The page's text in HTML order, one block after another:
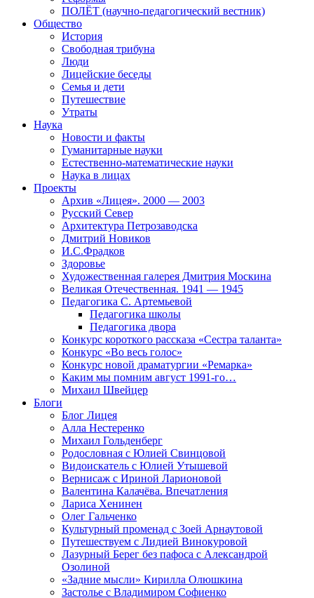
ПОЛЁТ (научно-педагогический вестник)
Общество
История
Свободная трибуна
Люди
Лицейские беседы
Семья и дети
Путешествие
Утраты
Наука
Новости и факты
Гуманитарные науки
Естественно-математические науки
Наука в лицах
Проекты
Архив «Лицея». 2000 — 2003
Русский Север
Архитектура Петрозаводска
Дмитрий Новиков
И.С.Фрадков
Здоровье
Художественная галерея Дмитрия Москина
Великая Отечественная. 1941 — 1945
Педагогика С. Артемьевой
Педагогика школы
Педагогика двора
Конкурс короткого рассказа «Сестра таланта»
Конкурс «Во весь голос»
Конкурс новой драматургии «Ремарка»
Каким мы помним август 1991-го…
Михаил Швейцер
Блоги
Блог Лицея
Алла Нестеренко
Михаил Гольденберг
Родословная с Юлией Свинцовой
Видоискатель с Юлией Утышевой
Вернисаж с Ириной Ларионовой
Валентина Калачёва. Впечатления
Лариса Хенинен
Олег Гальченко
Культурный променад с Зоей Арнаутовой
Путешествуем с Лидией Винокуровой
Лазурный Берег без пафоса с Александрой
Озолиной
«Задние мысли» Кирилла Олюшкина
Застолье с Владимиром Софиенко